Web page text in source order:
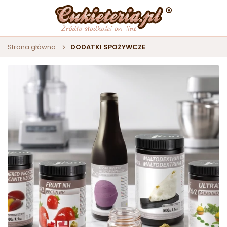
Strona główna DODATKI SPOŻYWCZE